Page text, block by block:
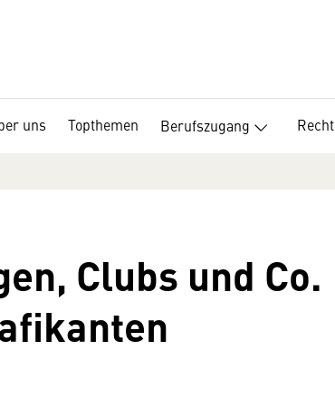
uns Topthemen Berufszugang Recht
Clubs und Co.